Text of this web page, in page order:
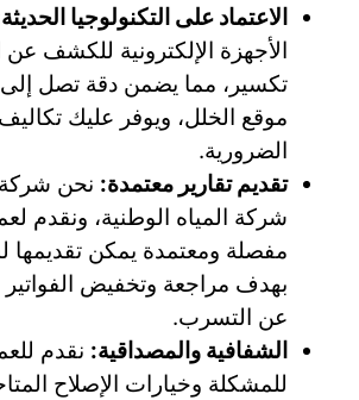
الاعتماد على التكنولوجيا
الأجهزة الإلكترونية للكشف
موقع الخلل، ويوفر عليك
الضرورية.
تقديم تقارير معتمدة: نحن
شركة المياه الوطنية، ونقدم
مفصلة ومعتمدة يمكن تقديمها
بهدف مراجعة وتخفيض الفواتير
عن التسرب.
الشفافية والمصداقية: نقدم
للمشكلة وخيارات الإصلاح